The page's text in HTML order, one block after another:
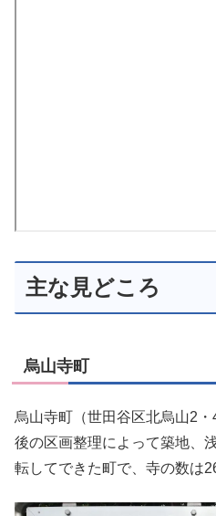
主な見どころ
烏山寺町
烏山寺町（世田谷区北烏山2
後の区画整理によって築地、
転してできた町で、寺の数は